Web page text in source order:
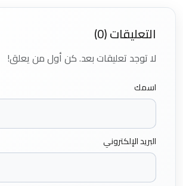
التعليقات (0)
لا توجد تعليقات بعد. كن أول من يعلق!
اسمك
البريد الإلكتروني